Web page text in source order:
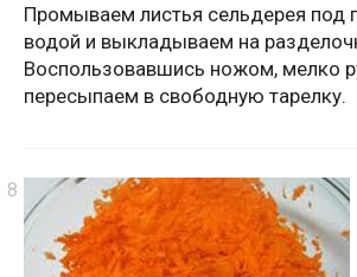
Промываем листья сельдерея под
водой и выкладываем на
Воспользовавшись ножом, мелко
пересыпаем в свободную тарелку.